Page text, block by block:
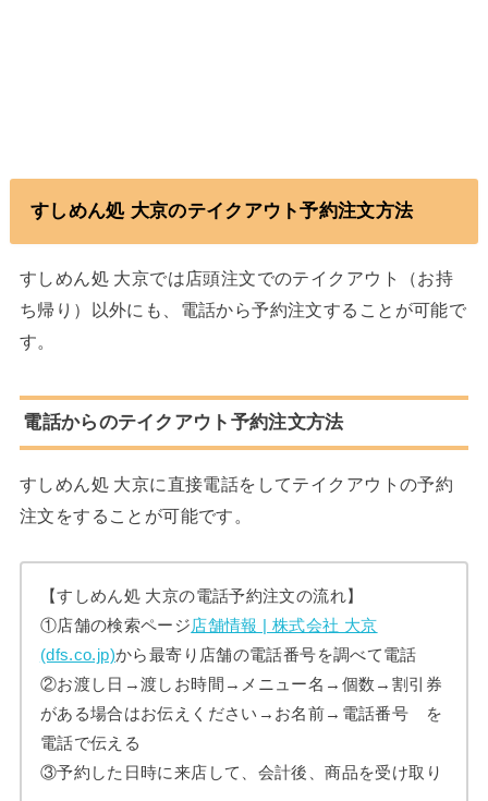
すしめん処 大京のテイクアウト予約注文方法
すしめん処 大京では店頭注文でのテイクアウト（お持
ち帰り）以外にも、電話から予約注文することが可能で
す。
電話からのテイクアウト予約注文方法
すしめん処 大京に直接電話をしてテイクアウトの予約
注文をすることが可能です。
【すしめん処 大京の電話予約注文の流れ】
①店舗の検索ページ店舗情報 | 株式会社 大京
(dfs.co.jp)から最寄り店舗の電話番号を調べて電話
②お渡し日→渡しお時間→メニュー名→個数→割引券
がある場合はお伝えください→お名前→電話番号 を
電話で伝える
③予約した日時に来店して、会計後、商品を受け取り